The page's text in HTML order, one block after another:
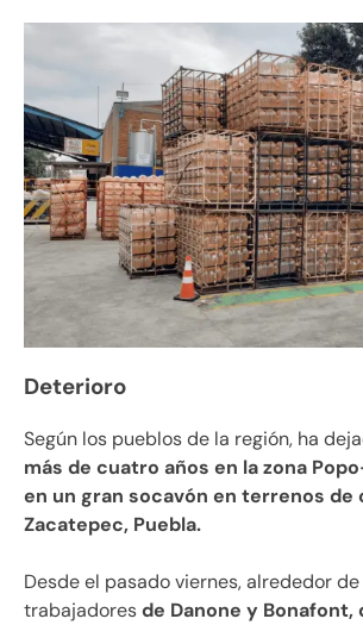
Deterioro
Según los pueblos de la región, ha
más de cuatro años en la zona
en un gran socavón en terrenos de
Zacatepec, Puebla.
Desde el pasado viernes, alrededor
trabajadoresde Danone y Bonafont,